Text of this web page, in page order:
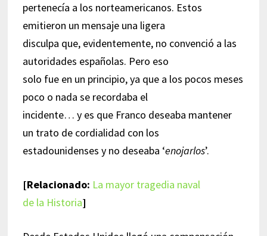
pertenecía a los norteamericanos. Estos
emitieron un mensaje una ligera
disculpa que, evidentemente, no convenció a las
autoridades españolas. Pero eso
solo fue en un principio, ya que a los pocos meses
poco o nada se recordaba el
incidente… y es que Franco deseaba mantener
un trato de cordialidad con los
estadounidenses y no deseaba ‘enojarlos’.
[Relacionado: La mayor tragedia naval
de la Historia]